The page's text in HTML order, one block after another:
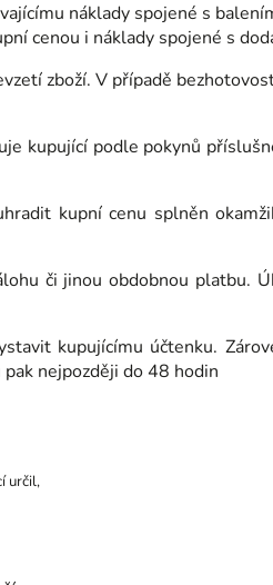
náklady spojené s
cenou i náklady spojené s
zboží. V případě
kupující podle pokynů
kupní cenu splněn
či jinou obdobnou platbu.
kupujícímu účtenku.
nejpozději do 48 hodin
určil,